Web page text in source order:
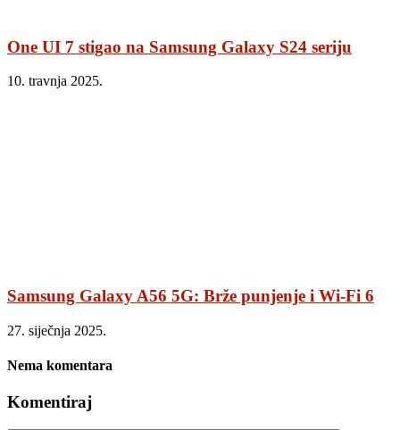
One UI 7 stigao na Samsung Galaxy S24 seriju
10. travnja 2025.
Samsung Galaxy A56 5G: Brže punjenje i Wi-Fi 6
27. siječnja 2025.
Nema komentara
Komentiraj